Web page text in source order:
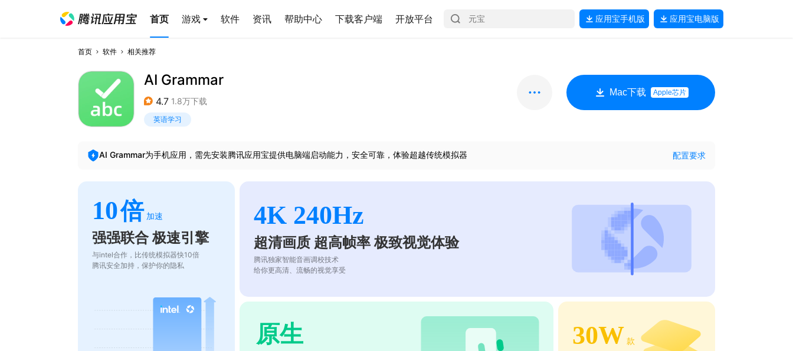
首页 游戏 软件 资讯 帮助中心 下载客户端 开放平台 应用宝手机版 应用宝电脑版
首页 软件 相关推荐
AI Grammar
4.7 1.8万下载
英语学习
Mac下载 Apple芯片
AI Grammar为手机应用，需先安装腾讯应用宝提供电脑端启动能力，安全可靠，体验超越传统模拟器 配置要求
10倍 加速
强强联合 极速引擎
与intel合作，比传统模拟器快10倍
腾讯安全加持，保护你的隐私
4K 240Hz
超清画质 超高帧率 极致视觉体验
腾讯独家智能音画调校技术
给你更高清、流畅的视觉享受
原生 30W 款